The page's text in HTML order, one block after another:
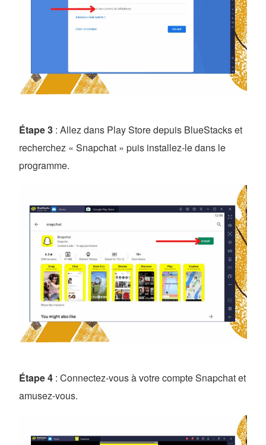
Étape 3 : Allez dans Play Store depuis BlueStacks et
recherchez « Snapchat » puis installez-le dans le
programme.
Étape 4 : Connectez-vous à votre compte Snapchat et
amusez-vous.